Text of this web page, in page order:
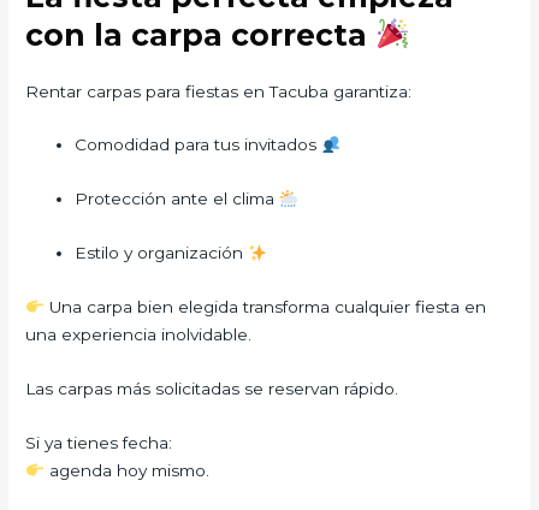
con la carpa correcta
Rentar carpas para fiestas en Tacuba garantiza:
Comodidad para tus invitados
Protección ante el clima
Estilo y organización
Una carpa bien elegida transforma cualquier fiesta en
una experiencia inolvidable.
Las carpas más solicitadas se reservan rápido.
Si ya tienes fecha:
agenda hoy mismo.